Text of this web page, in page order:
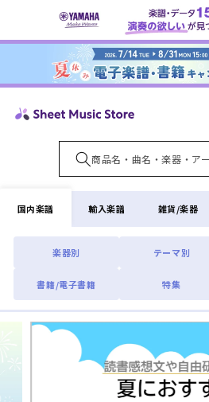
ンツに
国内楽譜
楽器別 テーマ別
書籍/電子書籍 特集
輸入楽譜 雑貨/楽器